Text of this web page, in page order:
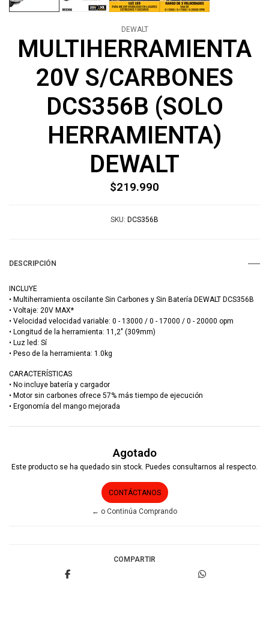
DEWALT
MULTIHERRAMIENTA
20V S/CARBONES
DCS356B (SOLO
HERRAMIENTA)
DEWALT
$219.990
SKU: DCS356B
DESCRIPCIÓN
INCLUYE
• Multiherramienta oscilante Sin Carbones y Sin Batería DEWALT DCS356B
• Voltaje: 20V MAX*
• Velocidad velocidad variable: 0 - 13000 / 0 - 17000 / 0 - 20000 opm
• Longitud de la herramienta: 11,2" (309mm)
• Luz led: Sí
• Peso de la herramienta: 1.0kg
CARACTERÍSTICAS
• No incluye batería y cargador
• Motor sin carbones ofrece 57% más tiempo de ejecución
• Ergonomía del mango mejorada
Agotado
Este producto se ha quedado sin stock. Puedes consultarnos al respecto.
CONTÁCTANOS
← o Continúa Comprando
COMPARTIR